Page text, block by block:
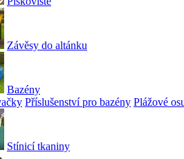
Závěsy do altánku
Bazény
Příslušenství pro bazény Plážové
Stínicí tkaniny